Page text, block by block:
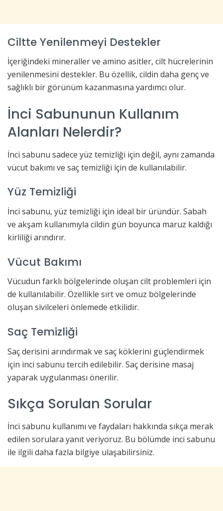
Ciltte Yenilenmeyi Destekler
İçeriğindeki mineraller ve amino asitler, cilt hücrelerinin
yenilenmesini destekler. Bu özellik, cildin daha genç ve
sağlıklı bir görünüm kazanmasına yardımcı olur.
İnci Sabununun Kullanım
Alanları Nelerdir?
İnci sabunu sadece yüz temizliği için değil, aynı zamanda
vücut bakımı ve saç temizliği için de kullanılabilir.
Yüz Temizliği
İnci sabunu, yüz temizliği için ideal bir üründür. Sabah
ve akşam kullanımıyla cildin gün boyunca maruz kaldığı
kirliliği arındırır.
Vücut Bakımı
Vücudun farklı bölgelerinde oluşan cilt problemleri için
de kullanılabilir. Özellikle sırt ve omuz bölgelerinde
oluşan sivilceleri önlemede etkilidir.
Saç Temizliği
Saç derisini arındırmak ve saç köklerini güçlendirmek
için inci sabunu tercih edilebilir. Saç derisine masaj
yaparak uygulanması önerilir.
Sıkça Sorulan Sorular
İnci sabunu kullanımı ve faydaları hakkında sıkça merak
edilen sorulara yanıt veriyoruz. Bu bölümde inci sabunu
ile ilgili daha fazla bilgiye ulaşabilirsiniz.